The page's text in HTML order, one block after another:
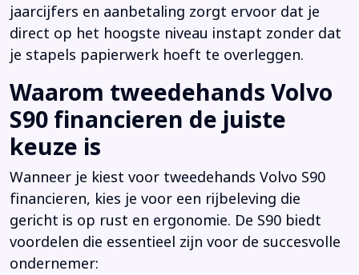
jaarcijfers en aanbetaling zorgt ervoor dat je
direct op het hoogste niveau instapt zonder dat
je stapels papierwerk hoeft te overleggen.
Waarom tweedehands Volvo
S90 financieren de juiste
keuze is
Wanneer je kiest voor tweedehands Volvo S90
financieren, kies je voor een rijbeleving die
gericht is op rust en ergonomie. De S90 biedt
voordelen die essentieel zijn voor de succesvolle
ondernemer: